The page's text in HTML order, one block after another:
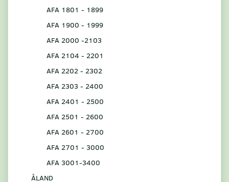
AFA 1801 - 1899
AFA 1900 - 1999
AFA 2000 -2103
AFA 2104 - 2201
AFA 2202 - 2302
AFA 2303 - 2400
AFA 2401 - 2500
AFA 2501 - 2600
AFA 2601 - 2700
AFA 2701 - 3000
AFA 3001-3400
ÅLAND